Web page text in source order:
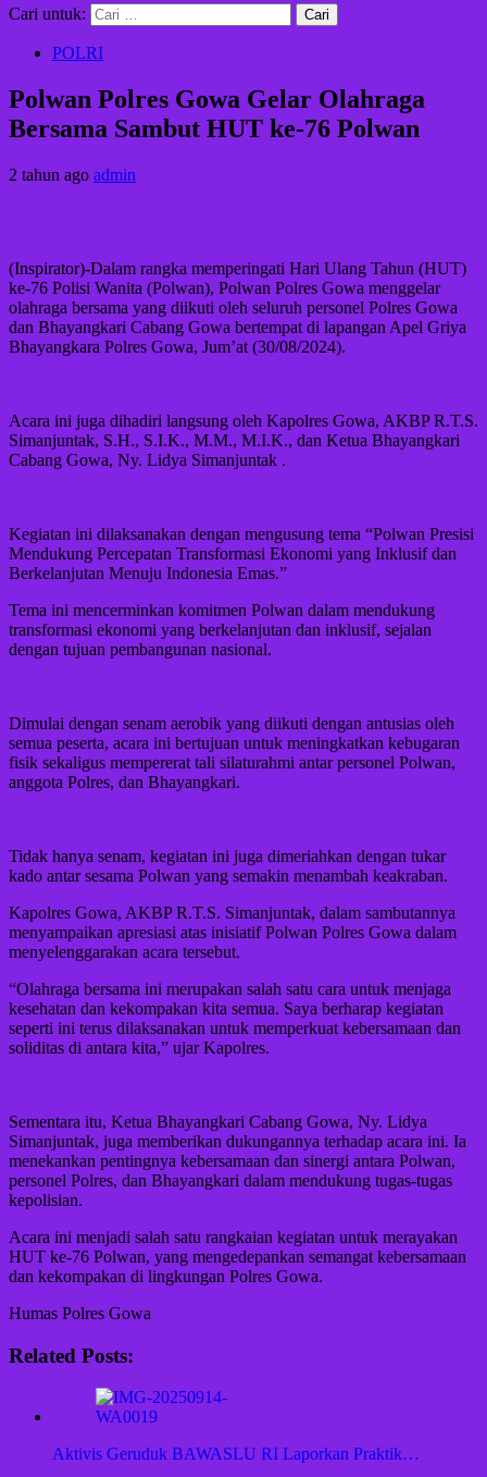
Cari untuk:
POLRI
Polwan Polres Gowa Gelar Olahraga
Bersama Sambut HUT ke-76 Polwan
2 tahun ago admin
(Inspirator)-Dalam rangka memperingati Hari Ulang Tahun (HUT)
ke-76 Polisi Wanita (Polwan), Polwan Polres Gowa menggelar
olahraga bersama yang diikuti oleh seluruh personel Polres Gowa
dan Bhayangkari Cabang Gowa bertempat di lapangan Apel Griya
Bhayangkara Polres Gowa, Jum’at (30/08/2024).
Acara ini juga dihadiri langsung oleh Kapolres Gowa, AKBP R.T.S.
Simanjuntak, S.H., S.I.K., M.M., M.I.K., dan Ketua Bhayangkari
Cabang Gowa, Ny. Lidya Simanjuntak .
Kegiatan ini dilaksanakan dengan mengusung tema “Polwan Presisi
Mendukung Percepatan Transformasi Ekonomi yang Inklusif dan
Berkelanjutan Menuju Indonesia Emas.”
Tema ini mencerminkan komitmen Polwan dalam mendukung
transformasi ekonomi yang berkelanjutan dan inklusif, sejalan
dengan tujuan pembangunan nasional.
Dimulai dengan senam aerobik yang diikuti dengan antusias oleh
semua peserta, acara ini bertujuan untuk meningkatkan kebugaran
fisik sekaligus mempererat tali silaturahmi antar personel Polwan,
anggota Polres, dan Bhayangkari.
Tidak hanya senam, kegiatan ini juga dimeriahkan dengan tukar
kado antar sesama Polwan yang semakin menambah keakraban.
Kapolres Gowa, AKBP R.T.S. Simanjuntak, dalam sambutannya
menyampaikan apresiasi atas inisiatif Polwan Polres Gowa dalam
menyelenggarakan acara tersebut.
“Olahraga bersama ini merupakan salah satu cara untuk menjaga
kesehatan dan kekompakan kita semua. Saya berharap kegiatan
seperti ini terus dilaksanakan untuk memperkuat kebersamaan dan
soliditas di antara kita,” ujar Kapolres.
Sementara itu, Ketua Bhayangkari Cabang Gowa, Ny. Lidya
Simanjuntak, juga memberikan dukungannya terhadap acara ini. Ia
menekankan pentingnya kebersamaan dan sinergi antara Polwan,
personel Polres, dan Bhayangkari dalam mendukung tugas-tugas
kepolisian.
Acara ini menjadi salah satu rangkaian kegiatan untuk merayakan
HUT ke-76 Polwan, yang mengedepankan semangat kebersamaan
dan kekompakan di lingkungan Polres Gowa.
Humas Polres Gowa
Related Posts:
Aktivis Geruduk BAWASLU RI Laporkan Praktik…